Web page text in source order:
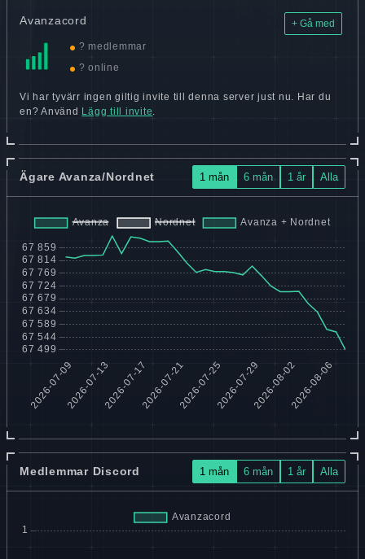
Avanzacord
? medlemmar
? online
+ Gå med
Vi har tyvärr ingen giltig invite till denna server just nu. Har du
en? Använd Lägg till invite.
Ägare Avanza/Nordnet 1 mån 6 mån 1 år Alla
Medlemmar Discord 1 mån 6 mån 1 år Alla